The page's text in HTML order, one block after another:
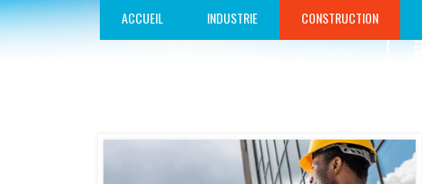
ACCUEIL INDUSTRIE CONSTRUCTION